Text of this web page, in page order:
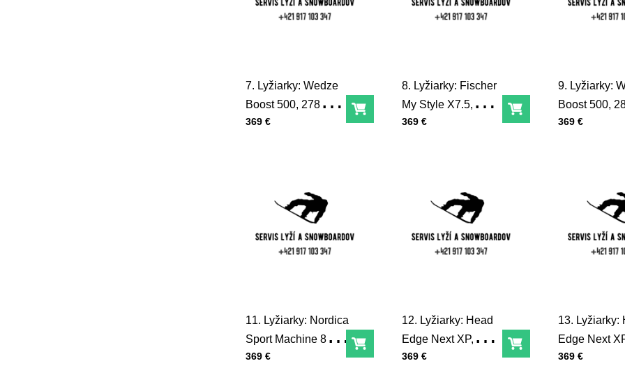
7. Lyžiarky: Wedze
Boost 500, 278mm
23/23,5
Cena s DPH
369 € Do košíka
8. Lyžiarky: Fischer
My Style X7.5,
283mm, 24,5
Cena s DPH
369 € Do košíka
9. Lyžiarky:
Boost 500,
Cena s DPH
369 €
11. Lyžiarky: Nordica
Sport Machine 80,
325mm, 28/28,5
Cena s DPH
369 € Do košíka
12. Lyžiarky: Head
Edge Next XP,
329mm, 28,5
Cena s DPH
369 € Do košíka
13. Lyžiarky:
Edge Next
317mm, K-
Cena s DPH
369 €